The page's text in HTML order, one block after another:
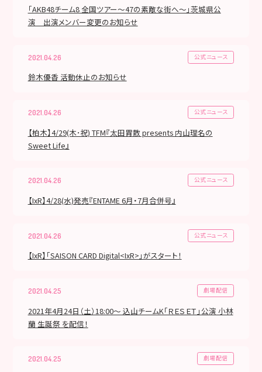
「AKB48チーム8 全国ツアー～47の素敵な街へ～」茨城県公
演 出演メンバー変更のお知らせ
2021.04.26 公式ニュース
鈴木優香 活動休止のお知らせ
2021.04.26 公式ニュース
【柏木】4/29(木･祝) TFM『太田胃散 presents 内山理名の
Sweet Life』
2021.04.26 公式ニュース
【IxR】4/28(水)発売『ENTAME 6月・7月合併号』
2021.04.26 公式ニュース
【IxR】「SAISON CARD Digital<IxR>」がスタート！
2021.04.25 劇場配信
2021年4月24日（土）18:00～ 込山チームK「ＲＥＳＥＴ」公演 小林
蘭 生誕祭 を配信！
2021.04.25 劇場配信